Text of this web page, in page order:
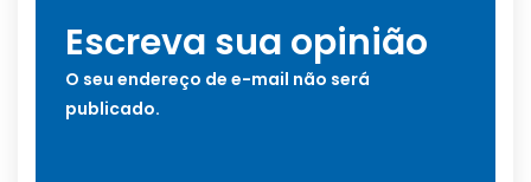
Escreva sua opinião
O seu endereço de e-mail não será
publicado.